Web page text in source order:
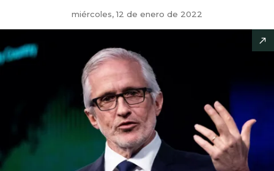
miércoles, 12 de enero de 2022